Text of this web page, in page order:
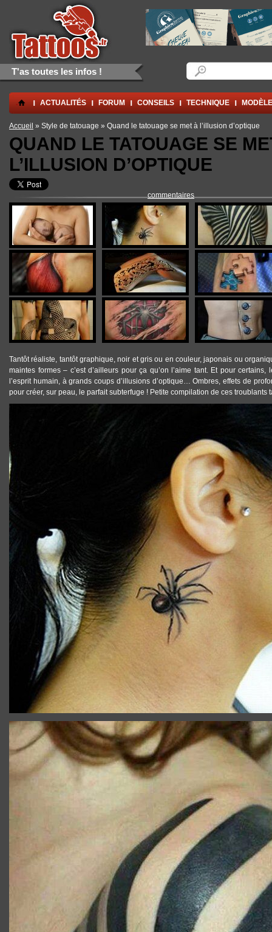
Aller au contenu principal
Skip to navigation
T'as toutes les infos !
. ACTUALITÉS FORUM CONSEILS TECHNIQUE
Vous êtes ici
Accueil » Style de tatouage » Quand le tatouage se met à l’illusion d’optique
QUAND LE TATOUAGE SE
L’ILLUSION D’OPTIQUE
commentaires
Tantôtréaliste, tantôtgraphique,noir et gris ou encouleur,japonais ou
maintes formes – c’est d’ailleurs pour ça qu’on l’aime tant. Et pour certains,
l’esprit humain, à grands coups d’illusions d’optique… Ombres, effets de
pour créer, sur peau, le parfait subterfuge ! Petite compilation de ces troublants
TATOUAGE_ILLUSION_OPTIQUE_BRAS.JPG